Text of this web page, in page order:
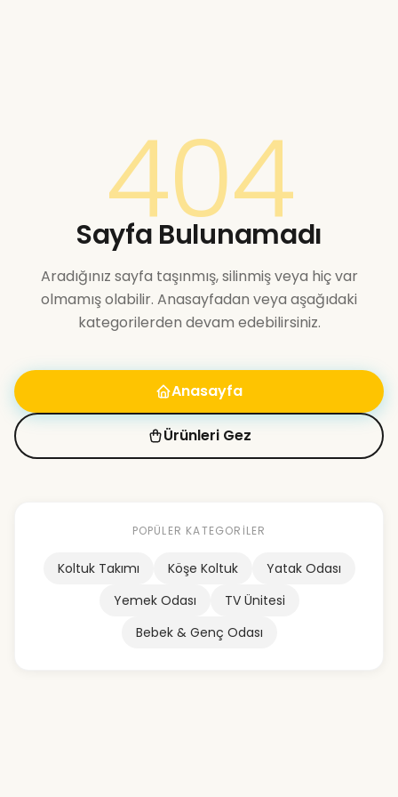
404
Sayfa Bulunamadı
Aradığınız sayfa taşınmış, silinmiş veya hiç var
olmamış olabilir. Anasayfadan veya aşağıdaki
kategorilerden devam edebilirsiniz.
Anasayfa
Ürünleri Gez
POPÜLER KATEGORILER
Koltuk Takımı Köşe Koltuk
Yatak Odası
Yemek Odası
TV Ünitesi
Bebek & Genç Odası